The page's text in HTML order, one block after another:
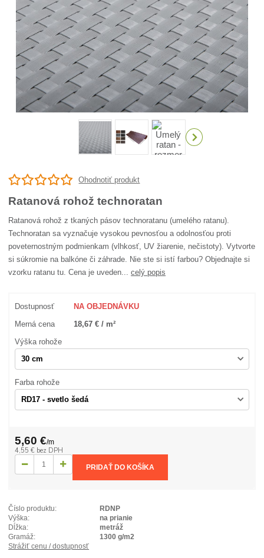
Ohodnotiť produkt
Ratanová rohož technoratan
Ratanová rohož z tkaných pásov technoratanu (umelého ratanu).
Technoratan sa vyznačuje vysokou pevnosťou a odolnosťou proti
poveternostným podmienkam (vlhkosť, UV žiarenie, nečistoty). Vytvorte
si súkromie na balkóne či záhrade. Nie ste si istí farbou? Objednajte si
vzorku ratanu tu. Cena je uveden...celý popis
Dostupnosť NA OBJEDNÁVKU
Merná cena 18,67 € / m²
Výška rohože
Farba rohože
5,60 €/m
4,55 € bez DPH
PRIDAŤ DO KOŠÍKA
Číslo produktu:
RDNP
Výška:
na prianie
Dĺžka:
metráž
Gramáž:
1300 g/m2
Strážiť cenu / dostupnosť